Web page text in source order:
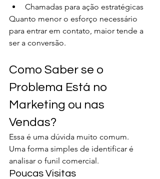
Chamadas para ação estratégicas
Quanto menor o esforço necessário
para entrar em contato, maior tende a
ser a conversão.
Como Saber se o
Problema Está no
Marketing ou nas
Vendas?
Essa é uma dúvida muito comum.
Uma forma simples de identificar é
analisar o funil comercial.
Poucas Visitas